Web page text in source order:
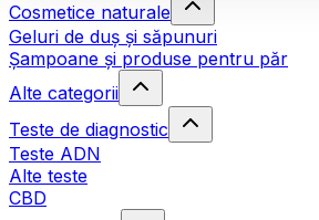
Cosmetice naturale
Geluri de duș și săpunuri
Șampoane și produse pentru păr
Alte categorii
Teste de diagnostic
Teste ADN
Alte teste
CBD